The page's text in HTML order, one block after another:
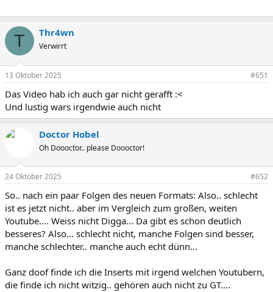
T Thr4wn
Verwirrt
13 Oktober 2025 #651
Das Video hab ich auch gar nicht gerafft :<
Und lustig wars irgendwie auch nicht
Doctor Hobel
Oh Doooctor.. please Doooctor!
24 Oktober 2025 #652
So.. nach ein paar Folgen des neuen Formats: Also.. schlecht
ist es jetzt nicht.. aber im Vergleich zum großen, weiten
Youtube.... Weiss nicht Digga... Da gibt es schon deutlich
besseres? Also... schlecht nicht, manche Folgen sind besser,
manche schlechter.. manche auch echt dünn...
Ganz doof finde ich die Inserts mit irgend welchen Youtubern,
die finde ich nicht witzig.. gehören auch nicht zu GT....